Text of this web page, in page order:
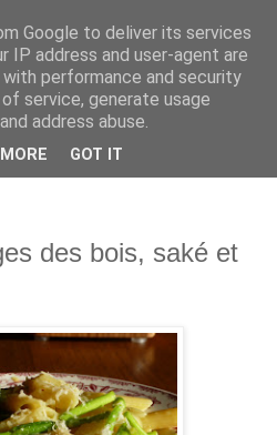
les
après assiette. Verre après
des bois, saké et
Google to deliver its services
IP address and user-agent are
performance and security
service, generate usage
address abuse.
GOT IT